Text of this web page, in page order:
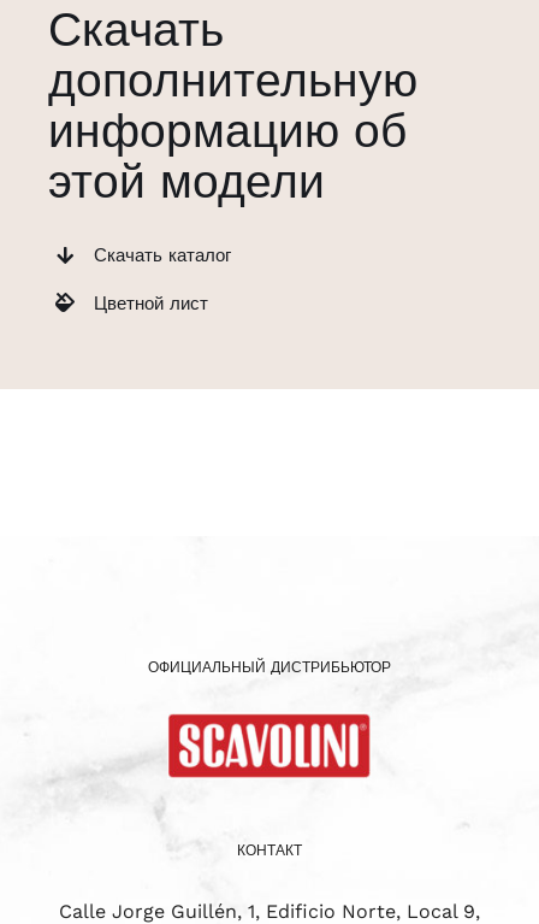
Скачать
дополнительную
информацию об
этой модели
Скачать каталог
Цветной лист
ОФИЦИАЛЬНЫЙ ДИСТРИБЬЮТОР
КОНТАКТ
Calle Jorge Guillén, 1, Edificio Norte, Local 9,